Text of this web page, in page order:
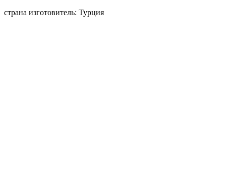
страна изготовитель: Турция